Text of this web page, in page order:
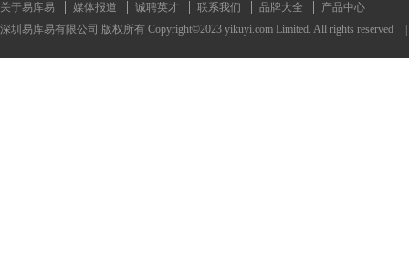
关于易库易 媒体报道 诚聘英才 联系我们 品牌大全
产品中心
深圳易库易有限公司 版权所有 Copyright©2023 yikuyi.com Limited. All rights reserved